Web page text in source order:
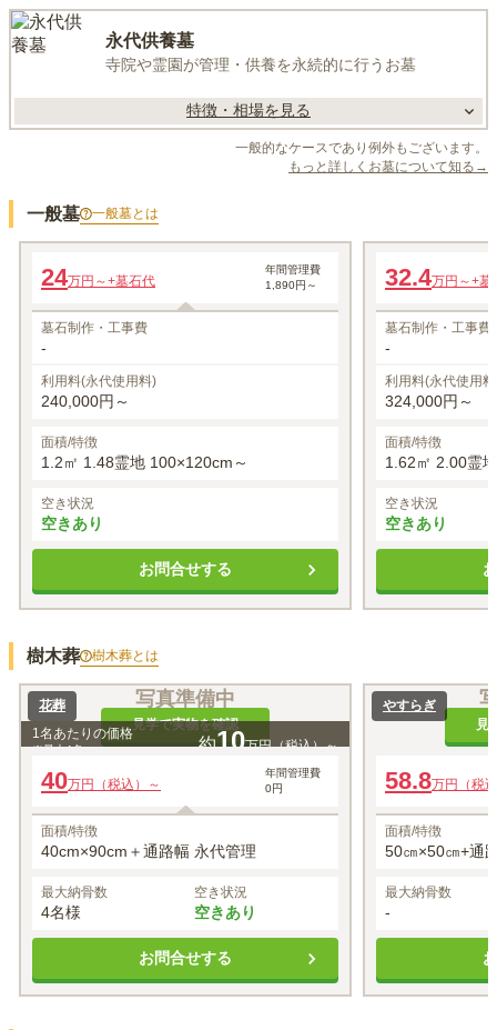
永代供養墓
寺院や霊園が管理・供養を永続的に行うお墓
特徴・相場を見る
一般的なケースであり例外もございます。
もっと詳しくお墓について知る→
一般墓 一般墓とは
24万円～+墓石代
年間管理費
1,890円～
墓石制作・工事費
-
利用料(永代使用料)
240,000円～
面積/特徴
1.2㎡ 1.48霊地 100×120cm～
空き状況
空きあり
お問合せする
32.4万円～+墓
墓石制作・工事費
-
利用料(永代使用
324,000円～
面積/特徴
1.62㎡ 2.00霊
空き状況
空きあり
樹木葬 樹木葬とは
写真準備中
見学で実物を確認
花葬
1名あたりの価格
※最大4名 約10万円（税込）～
40万円（税込）～
年間管理費
0円
面積/特徴
40cm×90cm＋通路幅 永代管理
最大納骨数
4名様
空き状況
空きあり
お問合せする
見
やすらぎ
58.8万円（税
面積/特徴
50㎝×50㎝+通
最大納骨数
-